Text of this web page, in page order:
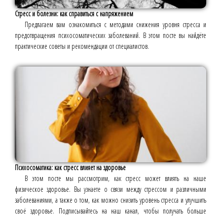
Стресс и болезни: как справиться с напряжением
Предлагаем вам ознакомиться с методами снижения уровня стресса и
предотвращения психосоматических заболеваний. В этом посте вы найдёте
практические советы и рекомендации от специалистов.
Психосоматика: как стресс влияет на здоровье
В этом посте мы рассмотрим, как стресс может влиять на наше
физическое здоровье. Вы узнаете о связи между стрессом и различными
заболеваниями, а также о том, как можно снизить уровень стресса и улучшить
своё здоровье. Подписывайтесь на наш канал, чтобы получать больше